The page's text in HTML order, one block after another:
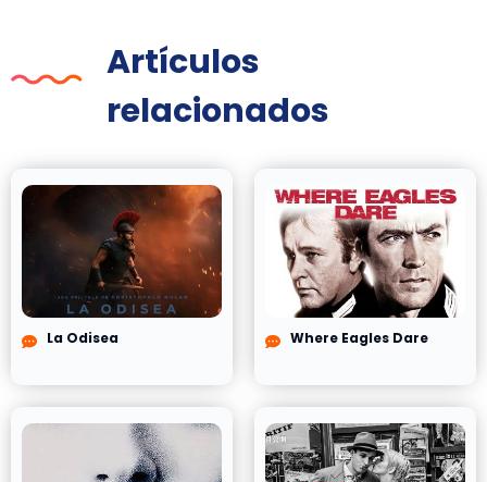
Artículos
relacionados
La Odisea Where Eagles Dare